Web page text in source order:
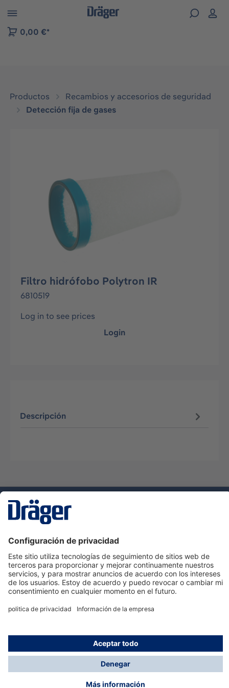
to B2B platform navigation
0,00 €*
Productos
Recambios y accesorios de seguridad
Detección fija de gases
Filtro hidrófobo Polytron IR
6810519
Log in to see prices
Login
Descripción
Servicio de atención al cliente de Dräger
Ayuda
Información
© Dräger Hispania S.A.U., 2024
*Todos los precios no incluyen IVA y posibles gastos
de envío, salvo que indique lo contrario